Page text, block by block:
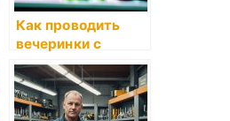
Как проводить
вечеринки с
кулинарными
мастер-классами